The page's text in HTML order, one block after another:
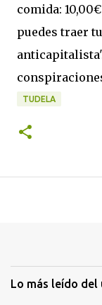
comida:
puedes traer
TUDELA
Lo más leído del